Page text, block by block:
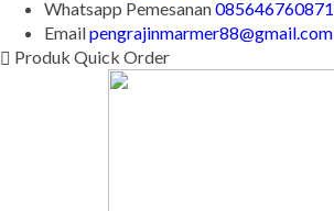
Call Center 085646760871
WhatsappPemesanan085646760871
Emailpengrajinmarmer88@gmail.com
Produk Quick Order